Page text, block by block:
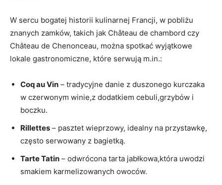
W sercu bogatej historii kulinarnej Francji, w pobliżu
znanych zamków, takich jak Château de chambord czy
Château de Chenonceau, można spotkać wyjątkowe
lokale gastronomiczne, które serwują m.in.:
Coq au Vin – tradycyjne danie z duszonego kurczaka
w czerwonym winie,z dodatkiem cebuli,grzybów i
boczku.
Rillettes – pasztet wieprzowy, idealny na przystawkę,
często serwowany z bagietką.
Tarte Tatin – odwrócona tarta jabłkowa,która uwodzi
smakiem karmelizowanych owoców.